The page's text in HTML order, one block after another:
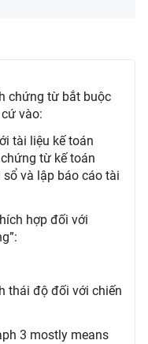
chứng từ bắt buộc
vào:
tài liệu kế toán
từ kế toán
và lập báo cáo tài
hợp đối với
thái độ đối với chiến
3 mostly means